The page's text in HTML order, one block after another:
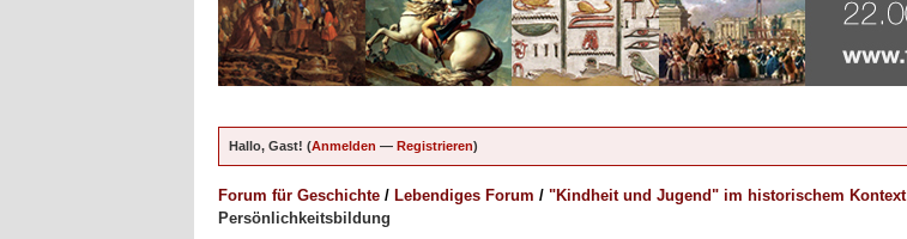
Hallo, Gast! (Anmelden — Registrieren)
Forum für Geschichte / Lebendiges Forum / "Kindheit und Jugend" im historischem Kontext
Persönlichkeitsbildung